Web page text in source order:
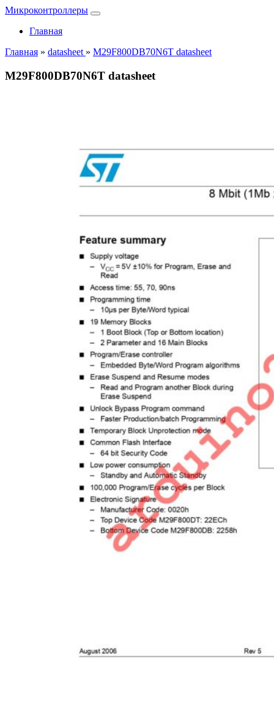
Микроконтроллеры
Главная
Главная » datasheet » M29F800DB70N6T datasheet
M29F800DB70N6T datasheet